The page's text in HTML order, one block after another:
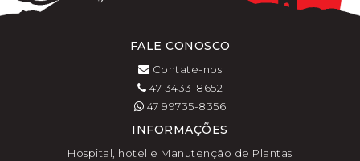
FALE CONOSCO
Contate-nos
47 3433-8652
47 99735-8356
INFORMAÇÕES
Hospital, hotel e Manutenção de Plantas